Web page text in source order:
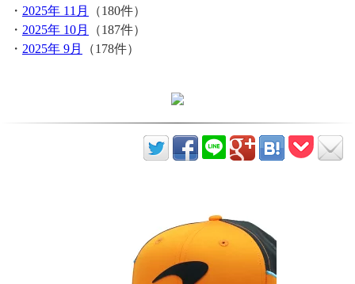
・ 2025年 11月
（180件）
・ 2025年 10月
（187件）
・ 2025年 9月 （178件）